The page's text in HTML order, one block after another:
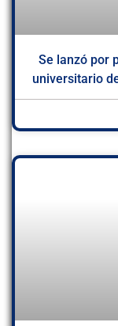
Se lanzó por
universitario